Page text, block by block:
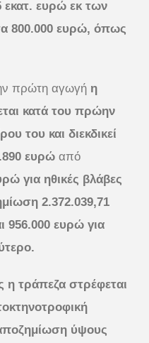
εκατ. ευρώ εκ των
800.000 ευρώ, όπως
πρώτη αγωγή η
κατά του πρώην
του και διεκδικεί
ευρώ από
για ηθικές βλάβες
2.372.039,71
956.000 ευρώ για
η τράπεζα στρέφεται
ύψους